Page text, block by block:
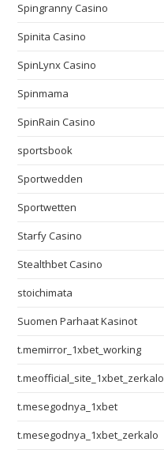
Spingranny Casino
Spinita Casino
SpinLynx Casino
Spinmama
SpinRain Casino
sportsbook
Sportwedden
Sportwetten
Starfy Casino
Stealthbet Casino
stoichimata
Suomen Parhaat Kasinot
t.memirror_1xbet_working
t.meofficial_site_1xbet_zerkalo
t.mesegodnya_1xbet
t.mesegodnya_1xbet_zerkalo